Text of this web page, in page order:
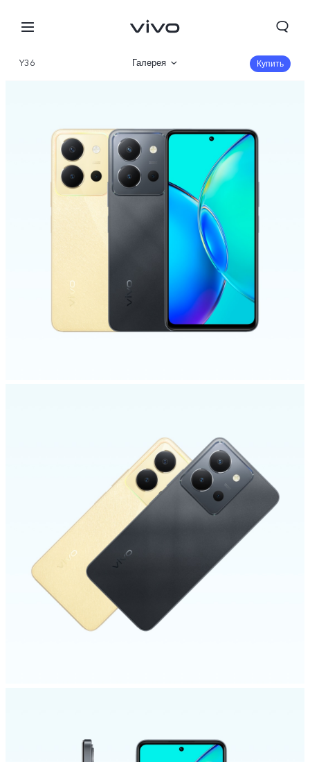
Казахстан | Выберите страну/регион
Y36 Галерея
Характеристики
Купить